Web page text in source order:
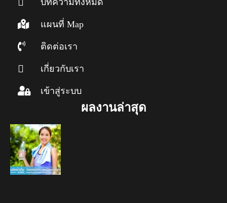
แผนที่ Map
ติดต่อเรา
เกี่ยวกับเรา
เข้าสู่ระบบ
ผลงานล่าสุด